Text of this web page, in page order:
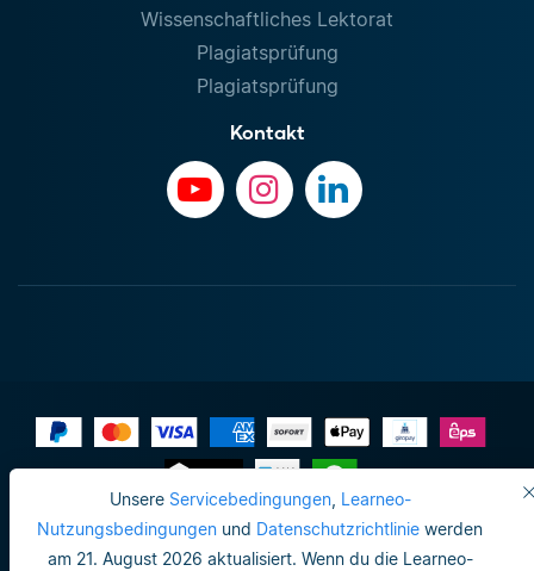
Unsere Servicebedingungen, Learneo-
Nutzungsbedingungen und Datenschutzrichtlinie werden
am 21. August 2026 aktualisiert. Wenn du die Learneo-
Wissenschaftliches Lektorat
Plagiatsprüfung
Plagiatsprüfung
Kontakt
Impressum